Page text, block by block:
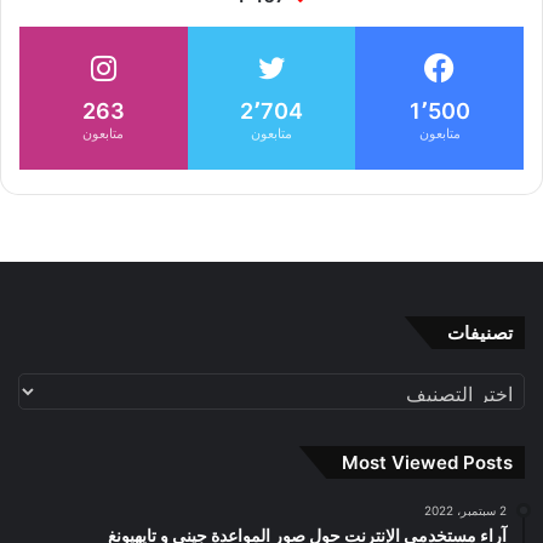
1٬500
متابعون
2٬704
متابعون
263
متابعون
تصنيفات
تصنيفات
Most Viewed Posts
2 سبتمبر، 2022
آراء مستخدمي الإنترنت حول صور المواعدة جيني و تايهيونغ